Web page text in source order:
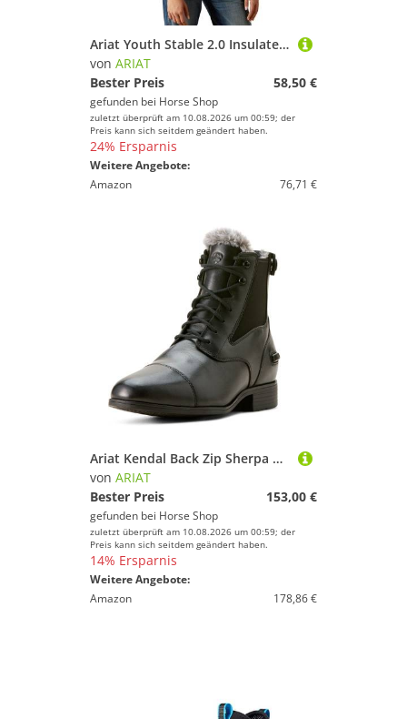
Ariat Youth Stable 2.0 Insulated Jacket Kinder
von ARIAT
Bester Preis
58,50 €
gefunden bei Horse Shop
zuletzt überprüft am 10.08.2026 um 00:59; der
Preis kann sich seitdem geändert haben.
24% Ersparnis
Weitere Angebote:
Amazon
76,71 €
Ariat Kendal Back Zip Sherpa Winterstiefelette Damen
von ARIAT
Bester Preis
153,00 €
gefunden bei Horse Shop
zuletzt überprüft am 10.08.2026 um 00:59; der
Preis kann sich seitdem geändert haben.
14% Ersparnis
Weitere Angebote:
Amazon
178,86 €